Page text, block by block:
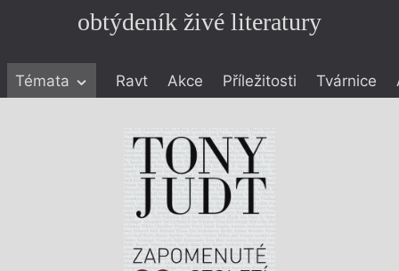
obtýdeník živé literatury
Témata Ravt Akce Příležitosti Tvárnice